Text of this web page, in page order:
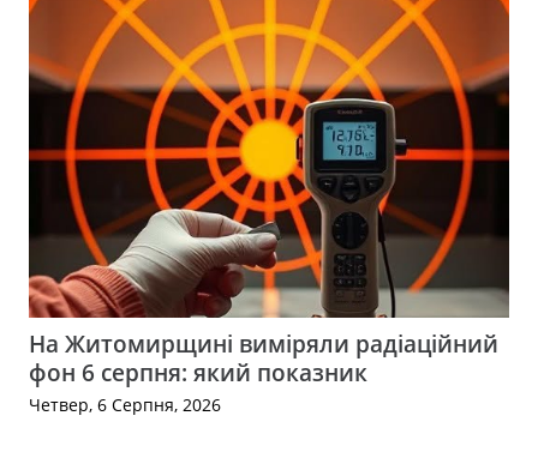
На Житомирщині виміряли радіаційний
фон 6 серпня: який показник
Четвер, 6 Серпня, 2026